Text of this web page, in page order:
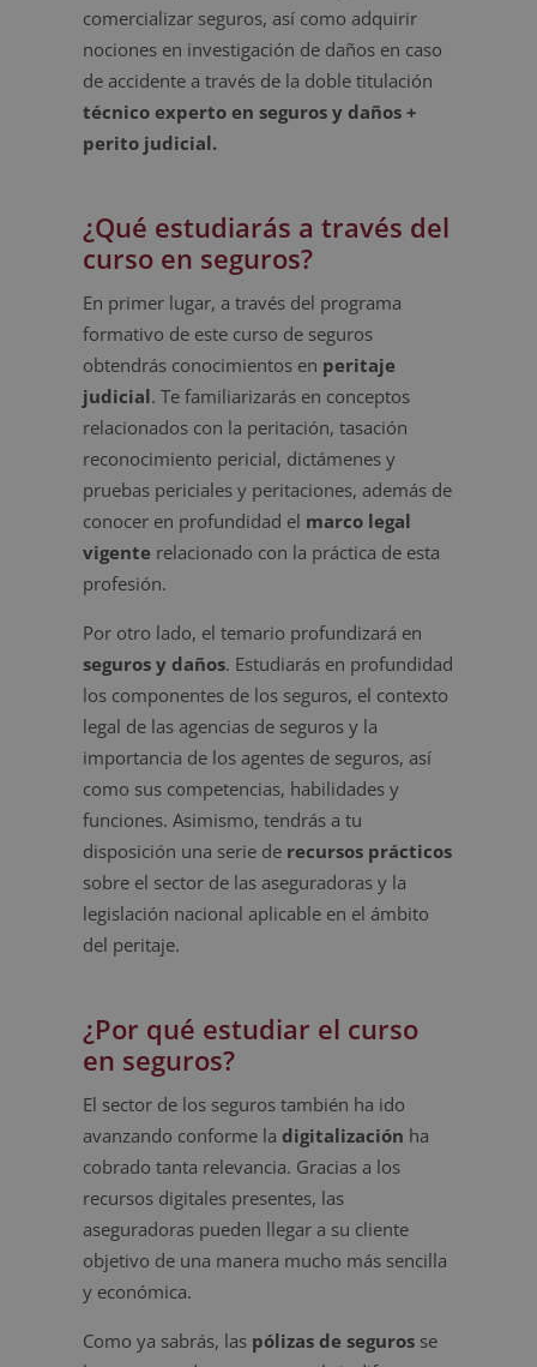
comercializar seguros, así como adquirir
nociones en investigación de daños en caso
de accidente a través de la doble titulación
técnico experto en seguros y daños +
perito judicial.
¿Qué estudiarás a través del
curso en seguros?
En primer lugar, a través del programa
formativo de este curso de seguros
obtendrás conocimientos en peritaje
judicial. Te familiarizarás en conceptos
relacionados con la peritación, tasación
reconocimiento pericial, dictámenes y
pruebas periciales y peritaciones, además de
conocer en profundidad el marco legal
vigente relacionado con la práctica de esta
profesión.
Por otro lado, el temario profundizará en
seguros y daños. Estudiarás en profundidad
los componentes de los seguros, el contexto
legal de las agencias de seguros y la
importancia de los agentes de seguros, así
como sus competencias, habilidades y
funciones. Asimismo, tendrás a tu
disposición una serie de recursos prácticos
sobre el sector de las aseguradoras y la
legislación nacional aplicable en el ámbito
del peritaje.
¿Por qué estudiar el curso
en seguros?
El sector de los seguros también ha ido
avanzando conforme la digitalización ha
cobrado tanta relevancia. Gracias a los
recursos digitales presentes, las
aseguradoras pueden llegar a su cliente
objetivo de una manera mucho más sencilla
y económica.
Como ya sabrás, las pólizas de segurosse